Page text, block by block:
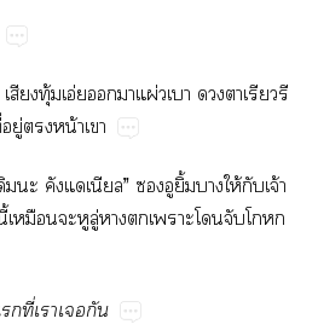
​อ่​​​ผ่​​​​​​
​​น้​
​​ให้​​จ้​
​​​​​​​
​​​